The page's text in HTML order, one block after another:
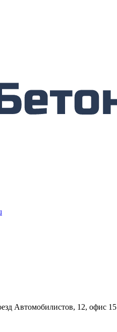
Автомобилистов, 12, офис 15